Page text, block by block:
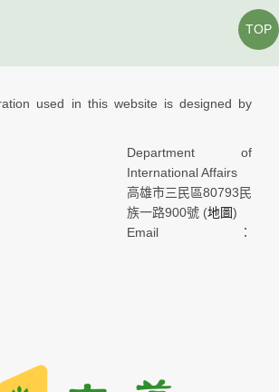
used in this website is designed by
Department of
International Affairs
高雄市三民區80793民
族一路900號 (地圖)
Email：
TOP